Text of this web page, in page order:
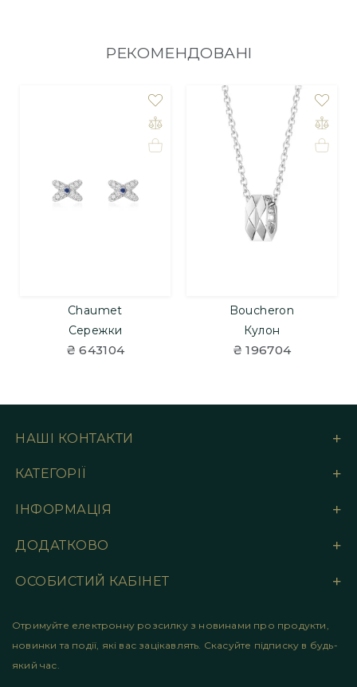
РЕКОМЕНДОВАНІ
Chaumet
Сережки
₴ 643104
Boucheron
Кулон
₴ 196704
НАШІ КОНТАКТИ
КАТЕГОРІЇ
ІНФОРМАЦІЯ
ДОДАТКОВО
ОСОБИСТИЙ КАБІНЕТ
Отримуйте електронну розсилку з новинами про продукти,
новинки та події, які вас зацікавлять. Скасуйте підписку в будь-
який час.